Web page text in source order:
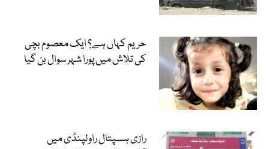
حریم کہاں ہے؟ ایک معصوم بچی
کی تلاش میں پورا شہر سوال بن گیا
رازی ہسپتال راولپنڈی میں